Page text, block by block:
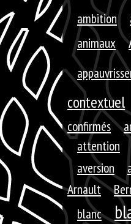
ambition
animaux
contextuel
confirmés
attention
aversion
Arnault
blanc